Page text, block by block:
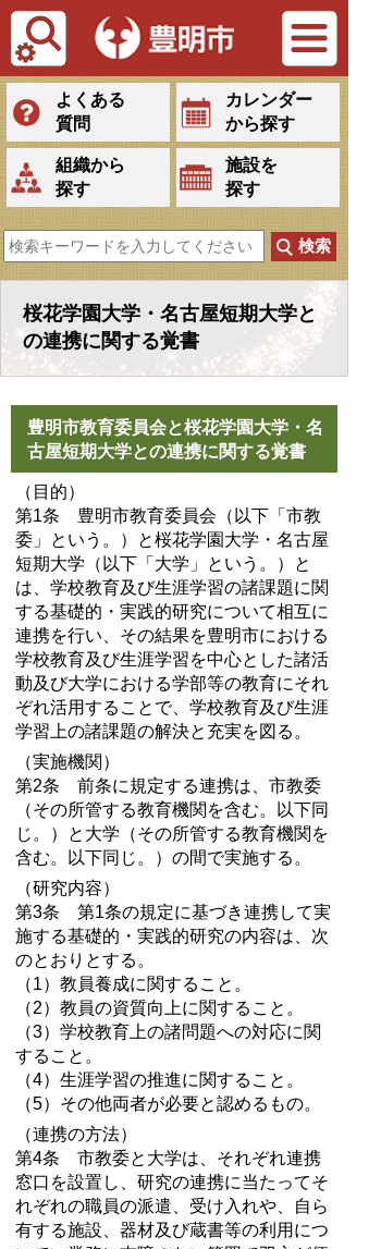
Tiếng Việt
よくある
質問
カレンダー
から探す
組織から
探す
施設を
探す
桜花学園大学・名古屋短期大学と
の連携に関する覚書
豊明市教育委員会と桜花学園大学・名
古屋短期大学との連携に関する覚書
（目的）
第1条 豊明市教育委員会（以下「市教
委」という。）と桜花学園大学・名古屋
短期大学（以下「大学」という。）と
は、学校教育及び生涯学習の諸課題に関
する基礎的・実践的研究について相互に
連携を行い、その結果を豊明市における
学校教育及び生涯学習を中心とした諸活
動及び大学における学部等の教育にそれ
ぞれ活用することで、学校教育及び生涯
学習上の諸課題の解決と充実を図る。
（実施機関）
第2条 前条に規定する連携は、市教委
（その所管する教育機関を含む。以下同
じ。）と大学（その所管する教育機関を
含む。以下同じ。）の間で実施する。
（研究内容）
第3条 第1条の規定に基づき連携して実
施する基礎的・実践的研究の内容は、次
のとおりとする。
（1）教員養成に関すること。
（2）教員の資質向上に関すること。
（3）学校教育上の諸問題への対応に関
すること。
（4）生涯学習の推進に関すること。
（5）その他両者が必要と認めるもの。
（連携の方法）
第4条 市教委と大学は、それぞれ連携
窓口を設置し、研究の連携に当たってそ
れぞれの職員の派遣、受け入れや、自ら
有する施設、器材及び蔵書等の利用につ